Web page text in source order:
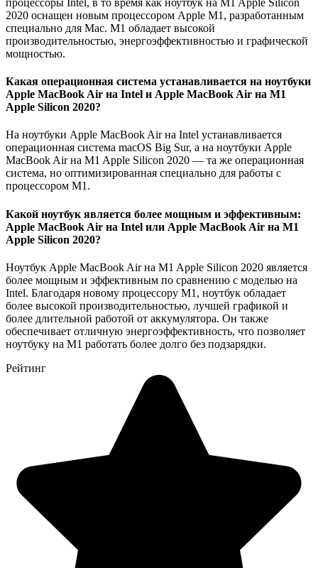
2020 оснащен новым процессором Apple M1, разработанным
специально для Mac. М1 обладает высокой
производительностью, энергоэффективностью и графической
мощностью.
Какая операционная система устанавливается на ноутбуки
Apple MacBook Air на Intel и Apple MacBook Air на M1
Apple Silicon 2020?
На ноутбуки Apple MacBook Air на Intel устанавливается
операционная система macOS Big Sur, а на ноутбуки Apple
MacBook Air на M1 Apple Silicon 2020 — та же операционная
система, но оптимизированная специально для работы с
процессором M1.
Какой ноутбук является более мощным и эффективным:
Apple MacBook Air на Intel или Apple MacBook Air на M1
Apple Silicon 2020?
Ноутбук Apple MacBook Air на M1 Apple Silicon 2020 является
более мощным и эффективным по сравнению с моделью на
Intel. Благодаря новому процессору M1, ноутбук обладает
более высокой производительностью, лучшей графикой и
более длительной работой от аккумулятора. Он также
обеспечивает отличную энергоэффективность, что позволяет
ноутбуку на M1 работать более долго без подзарядки.
Рейтинг